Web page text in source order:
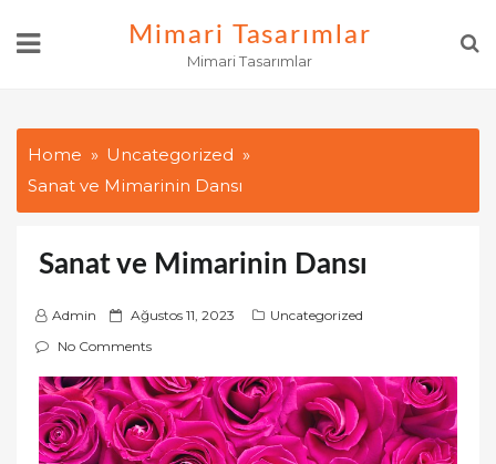
Mimari Tasarımlar
Mimari Tasarımlar
Home
Uncategorized
Sanat ve Mimarinin Dansı
Sanat ve Mimarinin Dansı
Admin
P
o
t
e
d
Ağustos 11, 2023
Uncategorized
No Comments